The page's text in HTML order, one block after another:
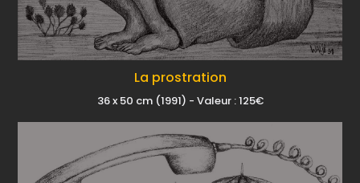
La prostration
36 x 50 cm (1991) - Valeur : 125€